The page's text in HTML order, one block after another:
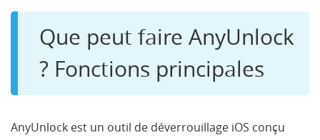
Que peut faire AnyUnlock
? Fonctions principales
AnyUnlock est un outil de déverrouillage iOS conçu